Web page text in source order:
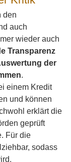
den
auch
wieder auch
Transparenz
der
.
einem Kredit
und können
erklärt die
geprüft
Für die
sodass